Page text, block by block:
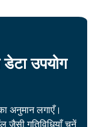
उपयोग
अनुमान लगाएँ।
जैसी गतिविधियाँ चुनें